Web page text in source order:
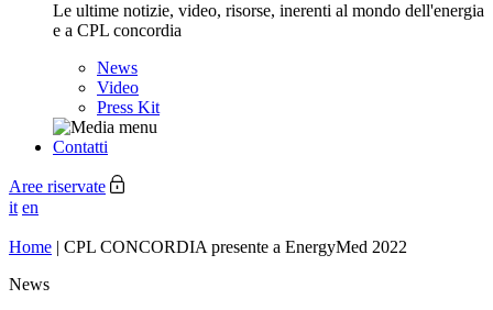
Le ultime notizie, video, risorse, inerenti al mondo dell'energia
e a CPL concordia
News
Video
Press Kit
Contatti
Aree riservate
it en
Home | CPL CONCORDIA presente a EnergyMed 2022
News